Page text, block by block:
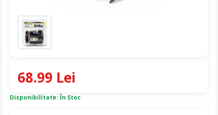
Disponibilitate: În Stoc
68.99 Lei